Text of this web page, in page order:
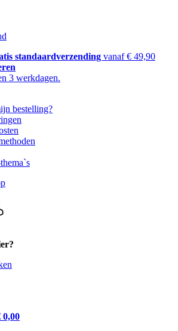
standaardverzending vanaf € 49,90
3 werkdagen.
bestelling?
0,00